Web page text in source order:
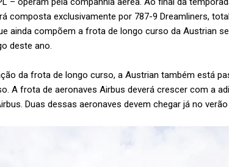
composta exclusivamente por 787-9 Dreamliners,
ainda compõem a frota de longo curso da Austrian
deste ano.
da frota de longo curso, a Austrian também está
A frota de aeronaves Airbus deverá crescer com a
Duas dessas aeronaves devem chegar já no verão